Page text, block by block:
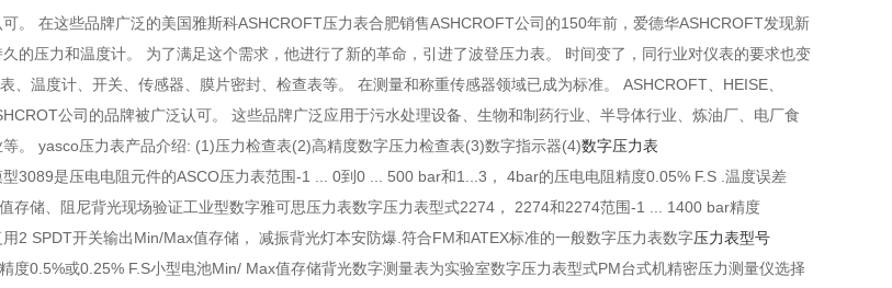
。 在这些品牌广泛的美国雅斯科ASHCROFT压力表合肥销售ASHCROFT公司的150年前，爱德华ASHCROFT发现新
的压力和温度计。 为了满足这个需求，他进行了新的革命，引进了波登压力表。 时间变了，同行业对仪表的要求也变
、温度计、开关、传感器、膜片密封、检查表等。 在测量和称重传感器领域已成为标准。 ASHCROFT、HEISE、
公司的品牌被广泛认可。 这些品牌广泛应用于污水处理设备、生物和制药行业、半导体行业、炼油厂、电厂食
。 yasco压力表产品介绍: (1)压力检查表(2)高精度数字压力检查表(3)数字指示器(4)数字压力表
3089是压电电阻元件的ASCO压力表范围-1 ... 0到0 ... 500 bar和1...3， 4bar的压电电阻精度0.05% F.S .温度误差
存储、阻尼背光现场验证工业型数字雅可思压力表数字压力表型式2274， 2274和2274范围-1 ... 1400 bar精度
2 SPDT开关输出Min/Max值存储， 减振背光灯本安防爆.符合FM和ATEX标准的一般数字压力表数字压力表型号
度0.5%或0.25% F.S小型电池Min/ Max值存储背光数字测量表为实验室数字压力表型式PM台式机精密压力测量仪选择